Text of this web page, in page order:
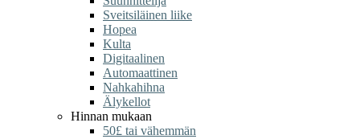
Sveitsiläinen liike
Hopea
Kulta
Digitaalinen
Automaattinen
Nahkahihna
Älykellot
Hinnan mukaan
50£ tai vähemmän